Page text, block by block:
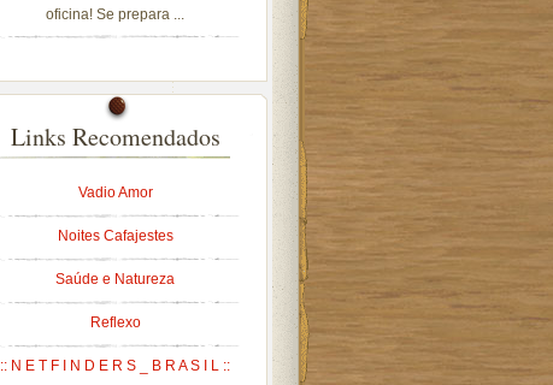
oficina! Se prepara ...
Links Recomendados
Vadio Amor
Noites Cafajestes
Saúde e Natureza
Reflexo
:: N E T F I N D E R S _ B R A S I L ::